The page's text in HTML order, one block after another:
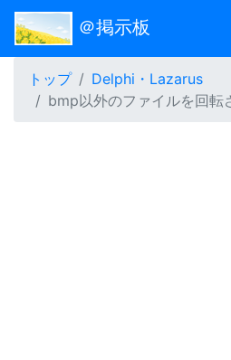
＠掲示板
トップ
Delphi・Lazarus
bmp以外のファイルを回転